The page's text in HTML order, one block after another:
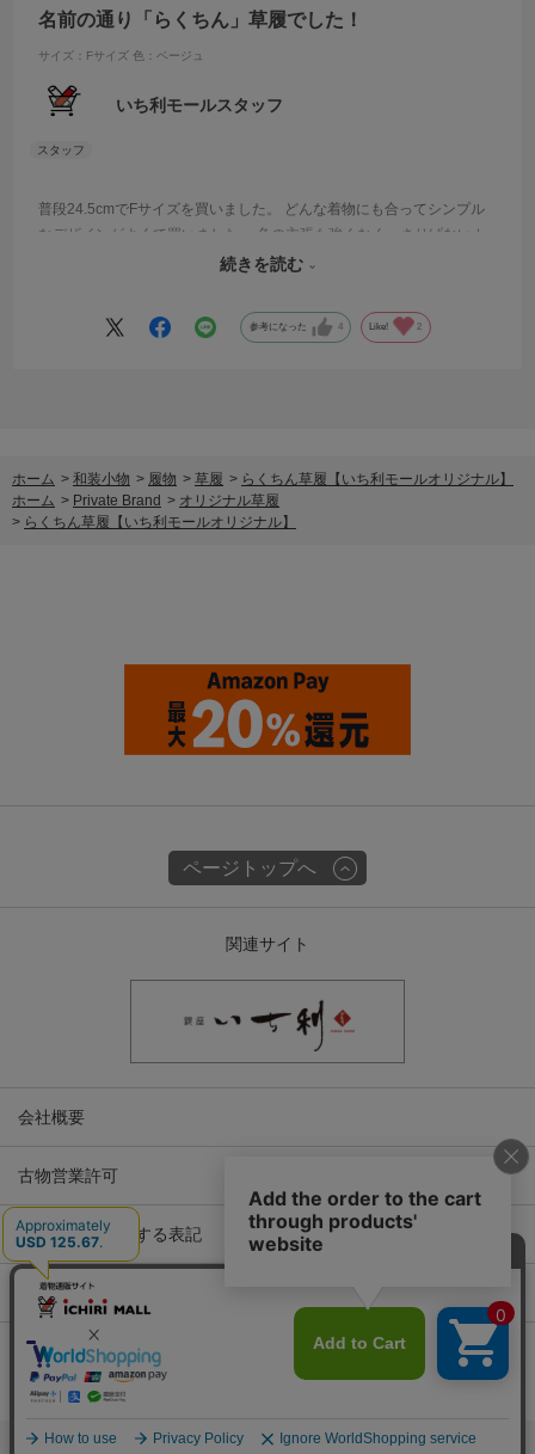
名前の通り「らくちん」草履でした！
サイズ：Fサイズ 色：ベージュ
いち利モールスタッフ
普段24.5cmでFサイズを買いました。 どんな着物にも合ってシンプル
なデザインがよくて買いました。 色の主張も強くなく、さりげないカ
ラーが気に入っています。 沢山歩いても足が痛くならりません。 鼻緒
続きを読む
参考になった 4 Like! 2
ホーム > 和装小物 > 履物 > 草履 > らくちん草履【いち利モールオリジナル】
ホーム > Private Brand > オリジナル草履
> らくちん草履【いち利モールオリジナル】
ページトップへ
関連サイト
会社概要
古物営業許可
特定商取引に関する表記
プライバシーポリシー
Copyright © ICHIKURA Co., Ltd. All rights reserved.